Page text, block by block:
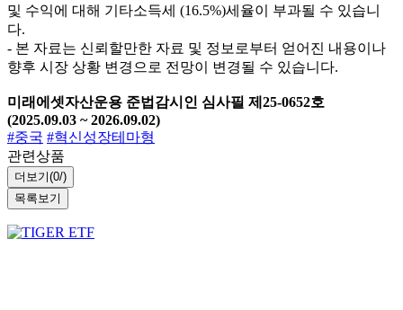
및 수익에 대해 기타소득세 (16.5%)세율이 부과될 수 있습니
다.
- 본 자료는 신뢰할만한 자료 및 정보로부터 얻어진 내용이나
향후 시장 상황 변경으로 전망이 변경될 수 있습니다.
미래에셋자산운용 준법감시인 심사필 제25-0652호
(2025.09.03 ~ 2026.09.02)
#중국 #혁신성장테마형
관련상품
더보기(0/)
목록보기